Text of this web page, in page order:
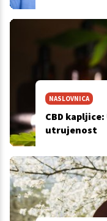
NASLOVNICA
CBD
utrujenost